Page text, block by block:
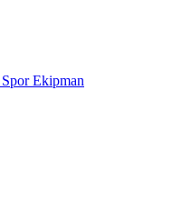
Spor Ekipman